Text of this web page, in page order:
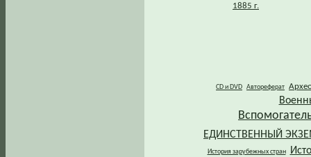
1885 г.
CD и DVD Автореферат
ЕДИНСТВЕННЫЙ
История зарубежных стран